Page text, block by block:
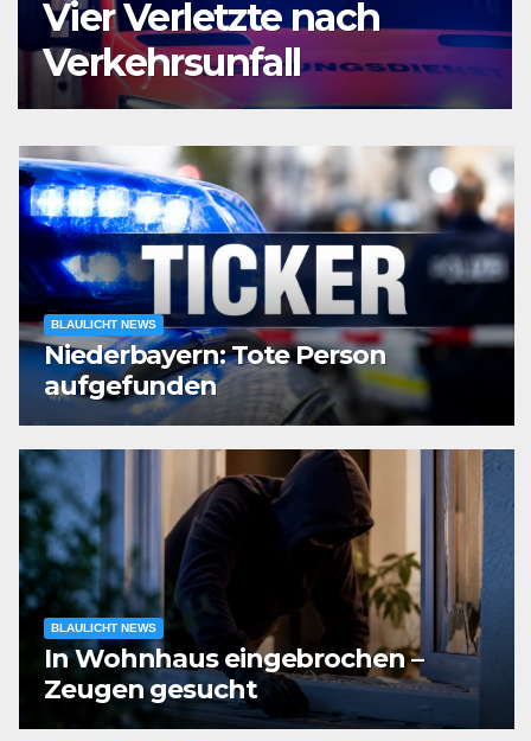
Vier Verletzte nach
Verkehrsunfall
BLAULICHT NEWS
Niederbayern: Tote Person
aufgefunden
BLAULICHT NEWS
In Wohnhaus eingebrochen –
Zeugen gesucht